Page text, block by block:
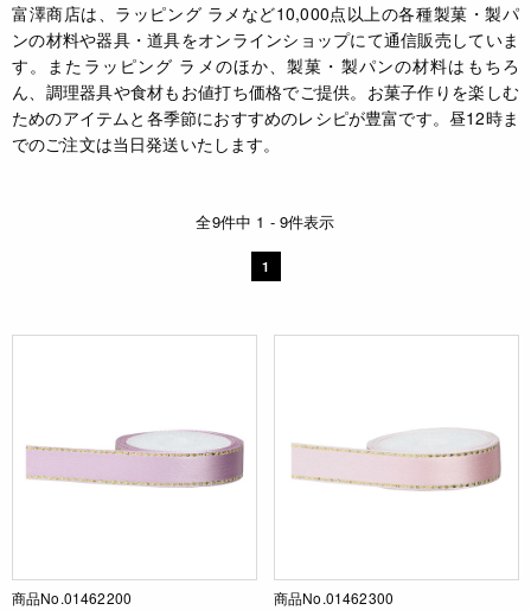
富澤商店は、ラッピング ラメなど10,000点以上の各種製菓・製パ
ンの材料や器具・道具をオンラインショップにて通信販売していま
す。またラッピング ラメのほか、製菓・製パンの材料はもちろ
ん、調理器具や食材もお値打ち価格でご提供。お菓子作りを楽しむ
ためのアイテムと各季節におすすめのレシピが豊富です。昼12時ま
でのご注文は当日発送いたします。
全9件中 1 - 9件表示
1
商品No.01462200 商品No.01462300